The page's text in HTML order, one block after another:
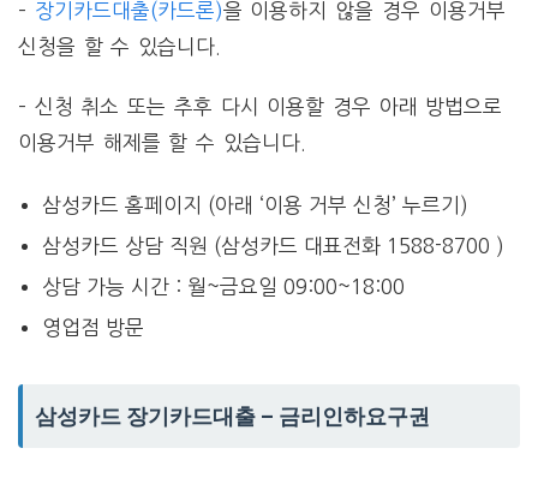
– 장기카드대출(카드론)을 이용하지 않을 경우 이용거부
신청을 할 수 있습니다.
– 신청 취소 또는 추후 다시 이용할 경우 아래 방법으로
이용거부 해제를 할 수 있습니다.
삼성카드 홈페이지 (아래 ‘이용 거부 신청’ 누르기)
삼성카드 상담 직원 (삼성카드 대표전화 1588-8700 )
상담 가능 시간 : 월~금요일 09:00~18:00
영업점 방문
삼성카드 장기카드대출 – 금리인하요구권